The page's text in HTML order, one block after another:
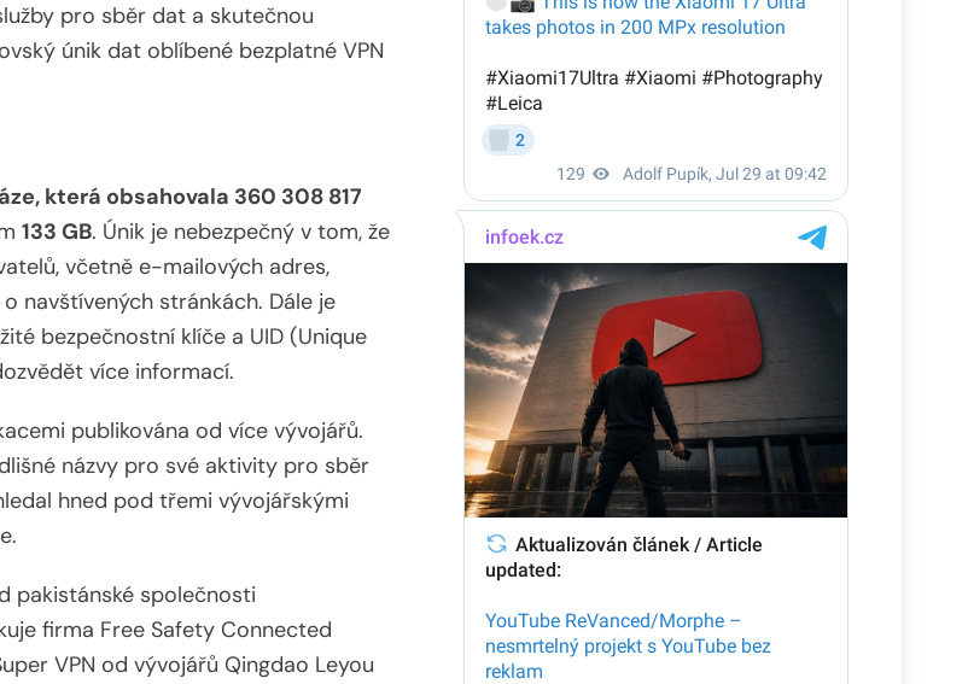
pro sběr dat a skutečnou
únik dat oblíbené bezplatné VPN
která obsahovala 360 308 817
133 GB. Únik je nebezpečný v tom, že
včetně e-mailových adres,
navštívených stránkách. Dále je
bezpečnostní klíče a UID (Unique
více informací.
publikována od více vývojářů.
názvy pro své aktivity pro sběr
hned pod třemi vývojářskými
pakistánské společnosti
firma Free Safety Connected
VPN od vývojářů Qingdao Leyou